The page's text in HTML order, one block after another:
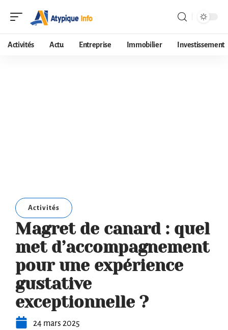
Activités Actu Entreprise Immobilier Investissement
Activités
Magret de canard : quel
met d’accompagnement
pour une expérience
gustative
exceptionnelle ?
24 mars 2025